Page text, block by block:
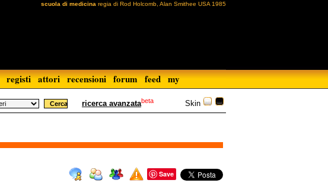
scuola di medicina regia di Rod Holcomb, Alan Smithee USA 1985
registi attori recensioni forum feed my
Skin
ricerca avanzatabeta
Save